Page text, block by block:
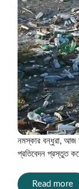
নমস্কার বন্ধুরা, আজ
প্রতিবেদন প্রস্তুত
Read more